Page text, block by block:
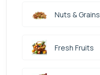
Nuts & Grains
Fresh Fruits